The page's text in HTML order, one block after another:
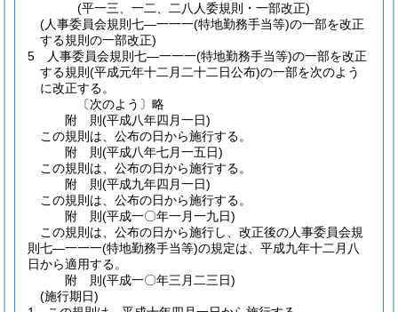
(平一三、一二、二八人委規則・一部改正)
(人事委員会規則七―一一一(特地勤務手当等)の一部を改正
する規則の一部改正)
5
人事委員会規則七―一一一(特地勤務手当等)の一部を改正
する規則 (平成元年十二月二十二日公布)の一部を次のよう
に改正する。
〔次のよう〕略
附 則(平成八年四月一日)
この規則は、公布の日から施行する。
附 則(平成八年七月一五日)
この規則は、公布の日から施行する。
附 則(平成九年四月一日)
この規則は、公布の日から施行する。
附 則(平成一〇年一月一九日)
この規則は、公布の日から施行し、改正後の人事委員会規
則七―一一一(特地勤務手当等)の規定は、平成九年十二月八
日から適用する。
附 則(平成一〇年三月二三日)
(施行期日)